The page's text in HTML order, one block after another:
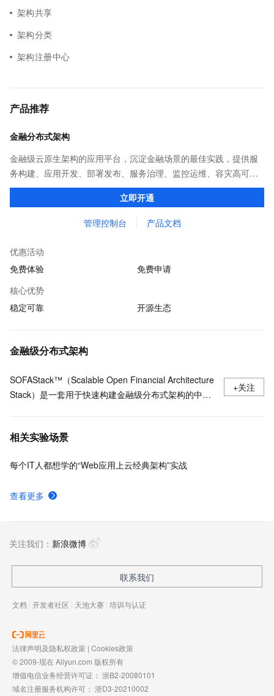
架构共享
架构分类
架构注册中心
产品推荐
金融分布式架构
金融级云原生架构的应用平台，沉淀金融场景的最佳实践，提供服
务构建、应用开发、部署发布、服务治理、监控运维、容灾高可用
等全栈式解决方案，兼容Dubbo、Spring Cloud等微服务运行环
境，助力客户各类应用轻松转型分布式架构
立即开通
管理控制台 产品文档
优惠活动
免费体验
免费申请
核心优势
稳定可靠
开源生态
金融级分布式架构
SOFAStack™（Scalable Open Financial Architecture
Stack）是一套用于快速构建金融级分布式架构的中间
+关注
相关实验场景
每个IT人都想学的“Web应用上云经典架构”实战
查看更多
关注我们： 新浪微博
联系我们
文档 | 开发者社区 | 天池大赛 | 培训与认证
法律声明及隐私权政策 | Cookies政策
© 2009-现在 Aliyun.com 版权所有
增值电信业务经营许可证： 浙B2-20080101
域名注册服务机构许可： 浙D3-20210002